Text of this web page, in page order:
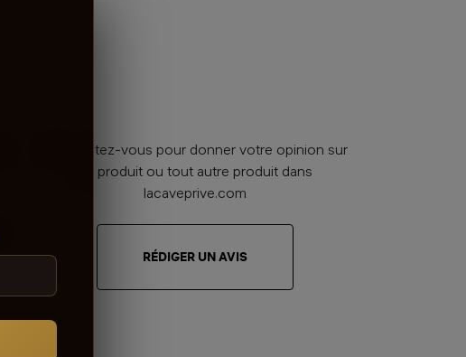
Connectez-vous pour donner votre opinion sur
ce produit ou tout autre produit dans
lacaveprive.com
RÉDIGER UN AVIS